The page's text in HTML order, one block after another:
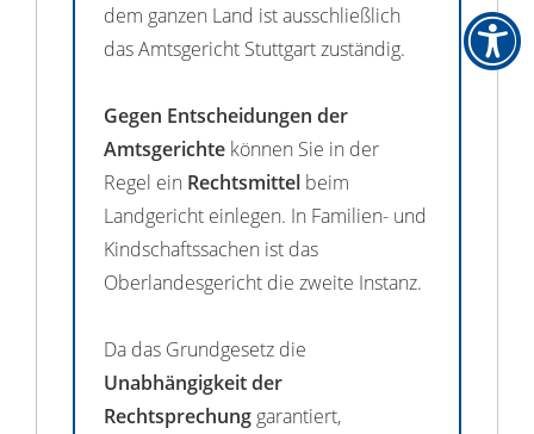
dem ganzen Land ist ausschließlich
das Amtsgericht Stuttgart zuständig.
Gegen Entscheidungen der
Amtsgerichte können Sie in der
Regel ein Rechtsmittel beim
Landgericht einlegen. In Familien- und
Kindschaftssachen ist das
Oberlandesgericht die zweite Instanz.
Da das Grundgesetz die
Unabhängigkeit der
Rechtsprechung garantiert,